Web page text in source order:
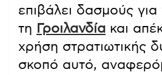
επιβάλει δασμούς
τη Γροιλανδία και
χρήση στρατιωτικής
σκοπό αυτό,